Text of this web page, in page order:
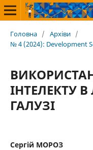
Головна / Архіви /
№ 4 (2024): Development
ІНТЕЛЕКТУ
ГАЛУЗІ
Сергій МОРОЗ